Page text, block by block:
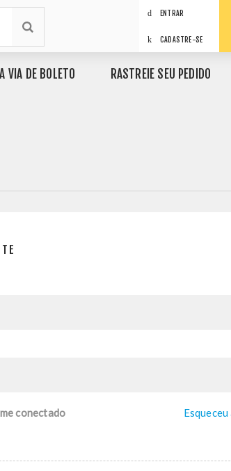
ENTRAR
CADASTRE-SE
VIA DE BOLETO RASTREIE SEU PEDIDO
conectado Esqueceu